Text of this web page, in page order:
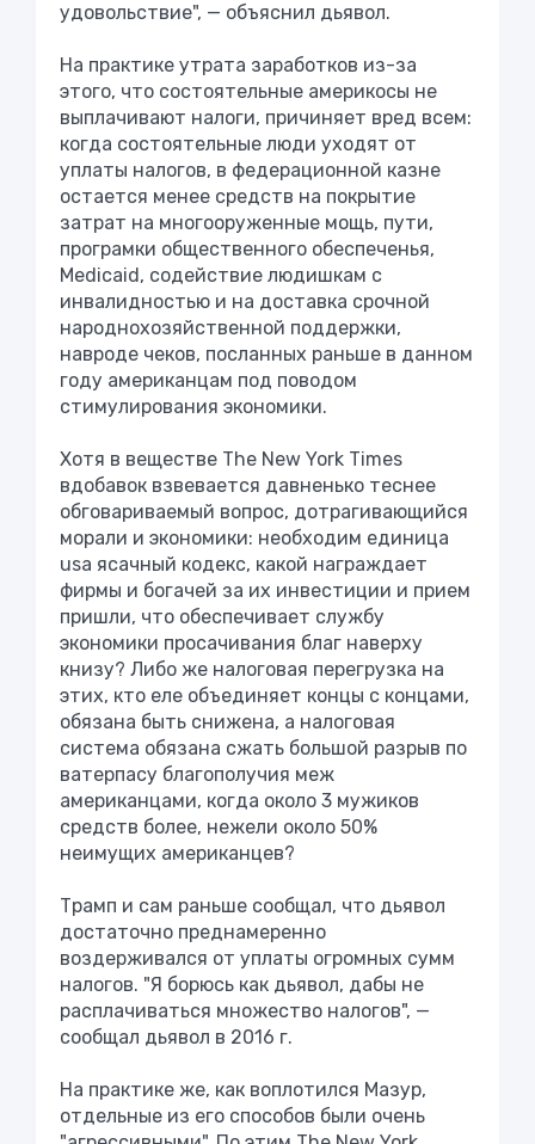
удовольствие", — объяснил дьявол.
На практике утрата заработков из-за
этого, что состоятельные америкосы не
выплачивают налоги, причиняет вред всем:
когда состоятельные люди уходят от
уплаты налогов, в федерационной казне
остается менее средств на покрытие
затрат на многооруженные мощь, пути,
програмки общественного обеспеченья,
Medicaid, содействие людишкам с
инвалидностью и на доставка срочной
народнохозяйственной поддержки,
навроде чеков, посланных раньше в данном
году американцам под поводом
стимулирования экономики.
Хотя в веществе The New York Times
вдобавок взвевается давненько теснее
обговариваемый вопрос, дотрагивающийся
морали и экономики: необходим единица
usа ясачный кодекс, какой награждает
фирмы и богачей за их инвестиции и прием
пришли, что обеспечивает службу
экономики просачивания благ наверху
книзу? Либо же налоговая перегрузка на
этих, кто еле объединяет концы с концами,
обязана быть снижена, а налоговая
система обязана сжать большой разрыв по
ватерпасу благополучия меж
американцами, когда около 3 мужиков
средств более, нежели около 50%
неимущих американцев?
Трамп и сам раньше сообщал, что дьявол
достаточно преднамеренно
воздерживался от уплаты огромных сумм
налогов. "Я борюсь как дьявол, дабы не
расплачиваться множество налогов", —
сообщал дьявол в 2016 г.
На практике же, как воплотился Мазур,
отдельные из его способов были очень